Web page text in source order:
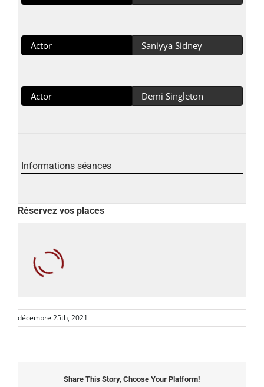
Actor Saniyya Sidney
Actor Demi Singleton
Informations séances
Réservez vos places
décembre 25th, 2021
Share This Story, Choose Your Platform!